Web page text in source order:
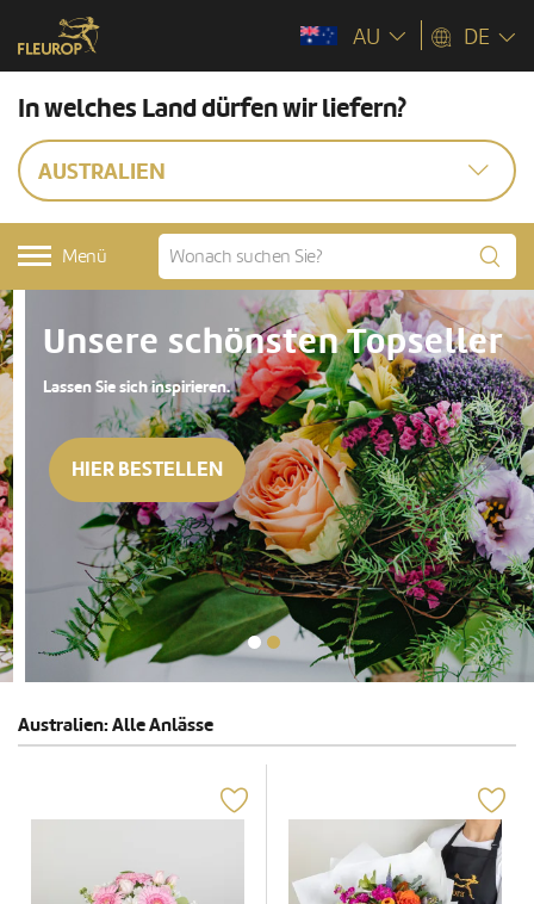
AU DE
In welches Land dürfen wir liefern?
AUSTRALIEN
Menü
Unsere schönsten Topseller
Lassen Sie sich inspirieren.
HIER BESTELLEN
Australien: Alle Anlässe